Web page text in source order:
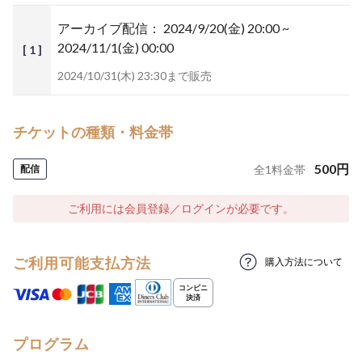
[ 1 ]
アーカイブ配信： 2024/9/20(金) 20:00 ~
2024/11/1(金) 00:00
2024/10/31(木) 23:30まで販売
チケットの種類・料金帯
配信 全1料金帯 500円
ご利用には会員登録／ログインが必要です。
ご利用可能支払方法 購入方法について
プログラム